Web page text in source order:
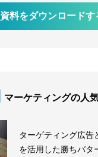
資料をダウンロードす
マーケティングの人
ターゲティング広告
を活用した勝ちバタ